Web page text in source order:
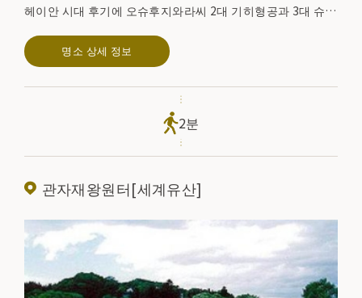
헤이안 시대 후기에 오슈후지와라씨 2대 기히형공과 3대 슈히
형공이 금당 엔류지(金堂円隆寺), 가쇼지(嘉祥寺) 등 웅장한
가람을 조성했는데, 그 규모가 당탑 40개, 승방 500개에 이르
이후 거듭된 재해로 당시의 가람은 안타깝게도 소실되었지만,
현재 오이즈미가 연못을 중심으로 한 '
대의 가람 유구가 거의 완벽한 상태로 보존되어 있어 국가로부
명소 상세 정보
2분
관자재왕원터[세계유산]